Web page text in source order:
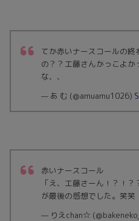
てか赤いナースコールの終
の？？工藤さんかっこよ
な、、
— あ む (@amuamu1026)
赤いナースコール
「え、工藤さーん！？！？
が最後の感想でした。笑笑
— りえchan☆